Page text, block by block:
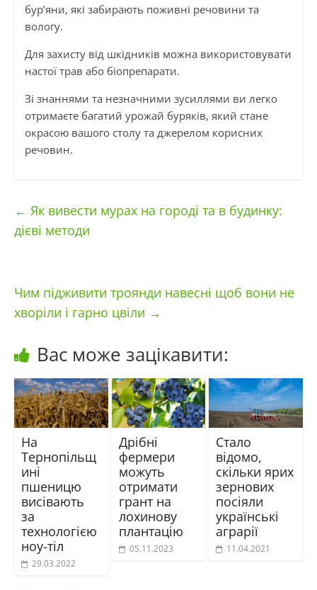
бур’яни, які забирають поживні речовини та
вологу.
Для захисту від шкідників можна використовувати
настої трав або біопрепарати.
Зі знаннями та незначними зусиллями ви легко
отримаєте багатий урожай буряків, який стане
окрасою вашого столу та джерелом корисних
речовин.
← Як вивести мурах на городі та в будинку:
дієві методи
Чим підживити троянди навесні щоб вони не
хворіли і гарно цвіли →
Вас може зацікавити:
На
Тернопільщ
ині
пшеницю
висівають
за
технологією
ноу-тіл
29.03.2022
Дрібні
фермери
можуть
отримати
грант на
лохинову
плантацію
05.11.2023
Стало
відомо,
скільки ярих
зернових
посіяли
українські
аграрії
11.04.2021